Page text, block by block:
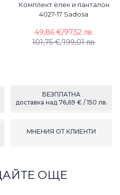
Комплект елек и панталон
4027-17 Sadosa
101,75 €/199,01 лв.
49,86 €/97,52 лв.
БЕЗПЛАТНА
доставка над 76,69 € / 150 лв.
МНЕНИЯ ОТ КЛИЕНТИ
ОЩЕ